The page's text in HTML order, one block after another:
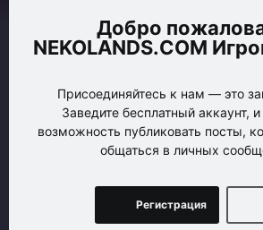
NEKOLANDS.COM
Присоединяйтесь к нам — это
Заведите бесплатный аккаунт,
возможность публиковать посты,
общаться в личных
Регистрация